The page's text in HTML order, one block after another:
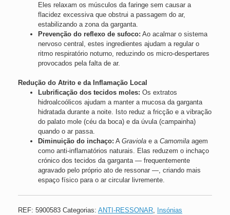
Eles relaxam os músculos da faringe sem causar a
flacidez excessiva que obstrui a passagem do ar,
estabilizando a zona da garganta.
Prevenção do reflexo de sufoco: Ao acalmar o sistema
nervoso central, estes ingredientes ajudam a regular o
ritmo respiratório noturno, reduzindo os micro-despertares
provocados pela falta de ar.
Redução do Atrito e da Inflamação Local
Lubrificação dos tecidos moles: Os extratos
hidroalcoólicos ajudam a manter a mucosa da garganta
hidratada durante a noite. Isto reduz a fricção e a vibração
do palato mole (céu da boca) e da úvula (campainha)
quando o ar passa.
Diminuição do inchaço: A Graviola e a Camomila agem
como anti-inflamatórios naturais. Elas reduzem o inchaço
crónico dos tecidos da garganta — frequentemente
agravado pelo próprio ato de ressonar —, criando mais
espaço físico para o ar circular livremente.
REF: 5900583 Categorias: ANTI-RESSONAR, Insónias